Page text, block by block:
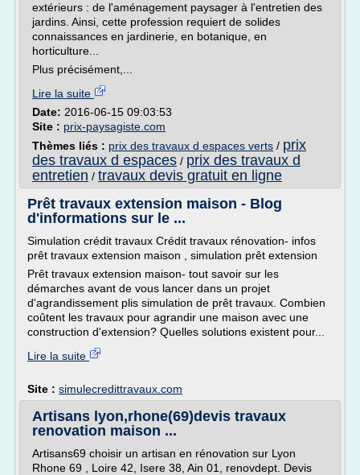
extérieurs : de l'aménagement paysager à l'entretien des
jardins. Ainsi, cette profession requiert de solides
connaissances en jardinerie, en botanique, en
horticulture...
Plus précisément,...
Lire la suite
Date: 2016-06-15 09:03:53
Site : prix-paysagiste.com
Thèmes liés : prix des travaux d espaces verts / prix
des travaux d espaces / prix des travaux d
entretien / travaux devis gratuit en ligne
Prêt travaux extension maison - Blog
d'informations sur le ...
Simulation crédit travaux Crédit travaux rénovation- infos
prêt travaux extension maison , simulation prêt extension
Prêt travaux extension maison- tout savoir sur les
démarches avant de vous lancer dans un projet
d'agrandissement plis simulation de prêt travaux. Combien
coûtent les travaux pour agrandir une maison avec une
construction d'extension? Quelles solutions existent pour...
Lire la suite
Site : simulecredittravaux.com
Artisans lyon,rhone(69)devis travaux
renovation maison ...
Artisans69 choisir un artisan en rénovation sur Lyon
Rhone 69 , Loire 42, Isere 38, Ain 01, renovdept. Devis